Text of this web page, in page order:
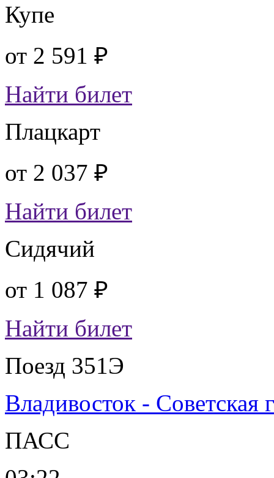
Купе
от 2 591 ₽
Найти билет
Плацкарт
от 2 037 ₽
Найти билет
Сидячий
от 1 087 ₽
Найти билет
Поезд 351Э
Владивосток - Советская
ПАСС